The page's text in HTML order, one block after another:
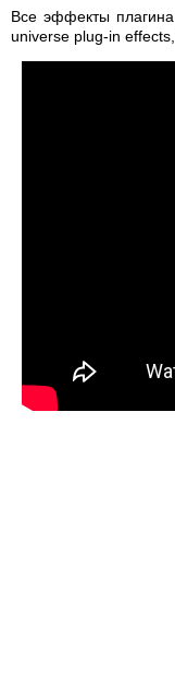
Все эффекты
universe plug-in